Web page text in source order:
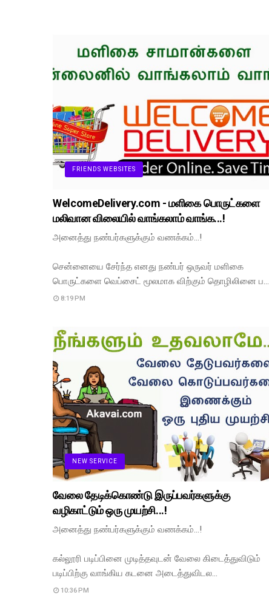
FRIENDS WEBSITES
WelcomeDelivery.com - மளிகை பொருட்களை
மலிவான விலையில் வாங்கலாம் வாங்க...!
அனைத்து நண்பர்களுக்கும் வணக்கம்...!
சென்னையை சேர்ந்த எனது நண்பர் ஒருவர் மளிகை
பொருட்களை வெப்சைட் மூலமாக விற்கும் தொழிலினை ப…
8:19 PM
NEW SERVICE
வேலை தேடிக்கொண்டு இருப்பவர்களுக்கு
வழிகாட்டும் ஒரு முயற்சி...!
அனைத்து நண்பர்களுக்கும் வணக்கம்...!
கல்லூரி படிப்பினை முடித்தவுடன் வேலை கிடைத்துவிடும்
படிப்பிற்கு வாங்கிய கடனை அடைத்துவிடல…
10:36 PM